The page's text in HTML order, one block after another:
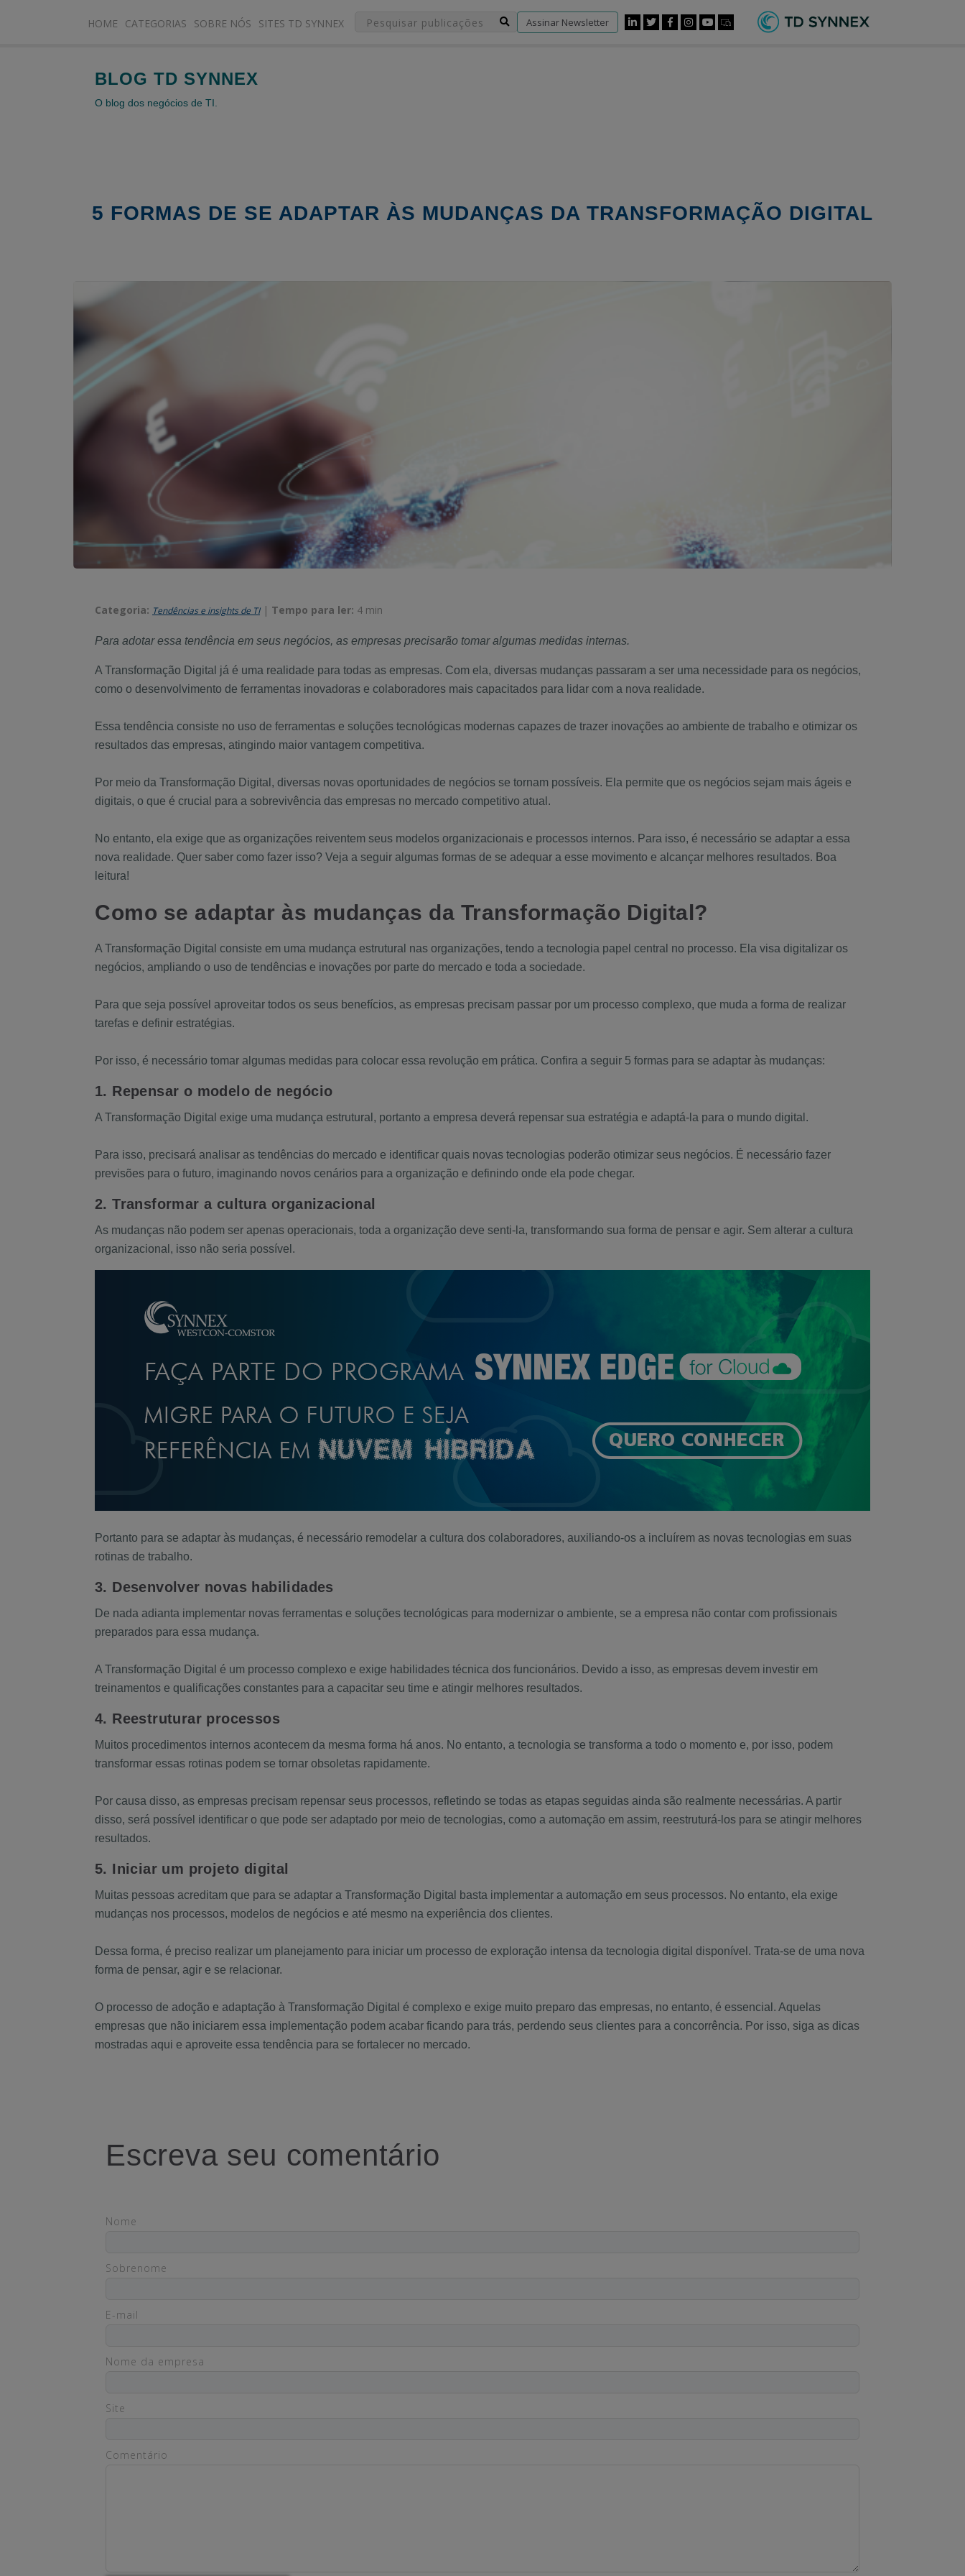
HOME CATEGORIAS SOBRE NÓS SITES TD SYNNEX Assinar Newsletter
BLOG TD SYNNEX
O blog dos negócios de TI.
5 FORMAS DE SE ADAPTAR ÀS MUDANÇAS DA TRANSFORMAÇÃO DIGITAL
Categoria: Tendências e insights de TI | Tempo para ler: 4 min
Para adotar essa tendência em seus negócios, as empresas precisarão tomar algumas medidas internas.
A Transformação Digital já é uma realidade para todas as empresas. Com ela, diversas mudanças passaram a ser uma necessidade para os negócios,
como o desenvolvimento de ferramentas inovadoras e colaboradores mais capacitados para lidar com a nova realidade.
Essa tendência consiste no uso de ferramentas e soluções tecnológicas modernas capazes de trazer inovações ao ambiente de trabalho e otimizar os
resultados das empresas, atingindo maior vantagem competitiva.
Por meio da Transformação Digital, diversas novas oportunidades de negócios se tornam possíveis. Ela permite que os negócios sejam mais ágeis e
digitais, o que é crucial para a sobrevivência das empresas no mercado competitivo atual.
No entanto, ela exige que as organizações reiventem seus modelos organizacionais e processos internos. Para isso, é necessário se adaptar a essa
nova realidade. Quer saber como fazer isso? Veja a seguir algumas formas de se adequar a esse movimento e alcançar melhores resultados. Boa
leitura!
Como se adaptar às mudanças da Transformação Digital?
A Transformação Digital consiste em uma mudança estrutural nas organizações, tendo a tecnologia papel central no processo. Ela visa digitalizar os
negócios, ampliando o uso de tendências e inovações por parte do mercado e toda a sociedade.
Para que seja possível aproveitar todos os seus benefícios, as empresas precisam passar por um processo complexo, que muda a forma de realizar
tarefas e definir estratégias.
Por isso, é necessário tomar algumas medidas para colocar essa revolução em prática. Confira a seguir 5 formas para se adaptar às mudanças:
1. Repensar o modelo de negócio
A Transformação Digital exige uma mudança estrutural, portanto a empresa deverá repensar sua estratégia e adaptá-la para o mundo digital.
Para isso, precisará analisar as tendências do mercado e identificar quais novas tecnologias poderão otimizar seus negócios. É necessário fazer
previsões para o futuro, imaginando novos cenários para a organização e definindo onde ela pode chegar.
2. Transformar a cultura organizacional
As mudanças não podem ser apenas operacionais, toda a organização deve senti-la, transformando sua forma de pensar e agir. Sem alterar a cultura
organizacional, isso não seria possível.
Portanto para se adaptar às mudanças, é necessário remodelar a cultura dos colaboradores, auxiliando-os a incluírem as novas tecnologias em suas
rotinas de trabalho.
3. Desenvolver novas habilidades
De nada adianta implementar novas ferramentas e soluções tecnológicas para modernizar o ambiente, se a empresa não contar com profissionais
preparados para essa mudança.
A Transformação Digital é um processo complexo e exige habilidades técnica dos funcionários. Devido a isso, as empresas devem investir em
treinamentos e qualificações constantes para a capacitar seu time e atingir melhores resultados.
4. Reestruturar processos
Muitos procedimentos internos acontecem da mesma forma há anos. No entanto, a tecnologia se transforma a todo o momento e, por isso, podem
transformar essas rotinas podem se tornar obsoletas rapidamente.
Por causa disso, as empresas precisam repensar seus processos, refletindo se todas as etapas seguidas ainda são realmente necessárias. A partir
disso, será possível identificar o que pode ser adaptado por meio de tecnologias, como a automação em assim, reestruturá-los para se atingir melhores
resultados.
5. Iniciar um projeto digital
Muitas pessoas acreditam que para se adaptar a Transformação Digital basta implementar a automação em seus processos. No entanto, ela exige
mudanças nos processos, modelos de negócios e até mesmo na experiência dos clientes.
Dessa forma, é preciso realizar um planejamento para iniciar um processo de exploração intensa da tecnologia digital disponível. Trata-se de uma nova
forma de pensar, agir e se relacionar.
O processo de adoção e adaptação à Transformação Digital é complexo e exige muito preparo das empresas, no entanto, é essencial. Aquelas
empresas que não iniciarem essa implementação podem acabar ficando para trás, perdendo seus clientes para a concorrência. Por isso, siga as dicas
mostradas aqui e aproveite essa tendência para se fortalecer no mercado.
Escreva seu comentário
Nome
Sobrenome
E-mail
Nome da empresa
Site
Comentário